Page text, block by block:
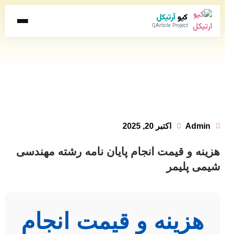
کیوآرتیکل
QArticle Project
Admin اکتبر 20, 2025
هزینه و قیمت انجام پایان نامه رشته مهندسی
شیمی پلیمر
هزینه و قیمت انجام